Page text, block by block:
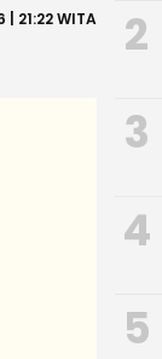
21:22 WITA 2
3
4
5